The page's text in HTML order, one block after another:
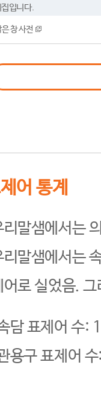
입니다.
은 창 사전
어 통계
리말샘에서는
리말샘에서는
어로 실었음.
담 표제어 수:
용구 표제어